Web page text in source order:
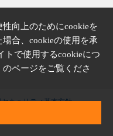
セキュリティ基本方針
Co., Ltd.
向上のためにcookieを
合、cookieの使用を承
トで使用するcookieにつ
のページをご覧くださ